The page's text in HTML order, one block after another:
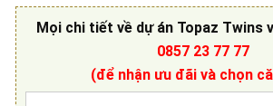
Mọi chi tiết về dự án Topaz Twins
0857 23 77 77
(để nhận ưu đãi và chọn